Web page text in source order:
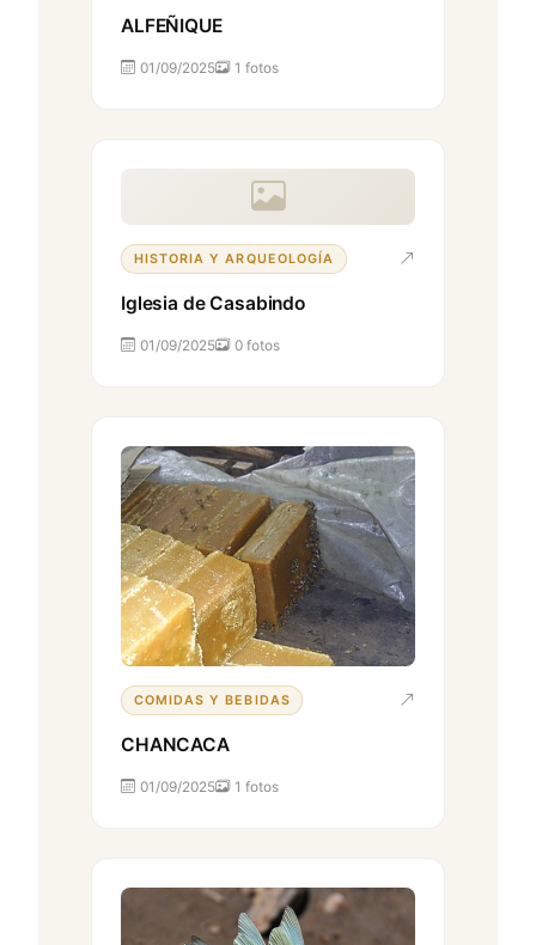
ALFEÑIQUE
01/09/2025 1 fotos
HISTORIA Y ARQUEOLOGÍA
Iglesia de Casabindo
01/09/2025 0 fotos
COMIDAS Y BEBIDAS
CHANCACA
01/09/2025 1 fotos